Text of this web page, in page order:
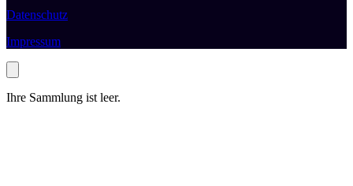
Datenschutz
Impressum
Ihre Sammlung ist leer.